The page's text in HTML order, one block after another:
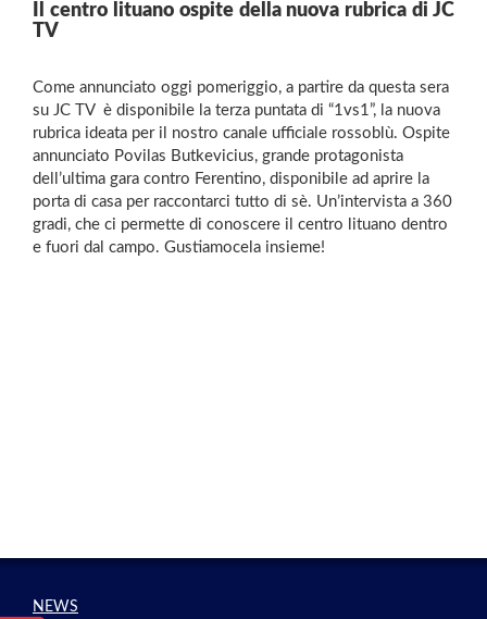
Il centro lituano ospite della nuova rubrica di JC
TV
Come annunciato oggi pomeriggio, a partire da questa sera
su JC TV è disponibile la terza puntata di “1vs1”, la nuova
rubrica ideata per il nostro canale ufficiale rossoblù. Ospite
annunciato Povilas Butkevicius, grande protagonista
dell’ultima gara contro Ferentino, disponibile ad aprire la
porta di casa per raccontarci tutto di sè. Un’intervista a 360
gradi, che ci permette di conoscere il centro lituano dentro
e fuori dal campo. Gustiamocela insieme!
NEWS